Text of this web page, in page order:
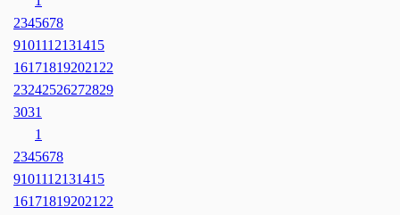
2345678
9101112131415
161718192021 22
23242526272829
3031
1
2345678
9101112131415
161718192021 22